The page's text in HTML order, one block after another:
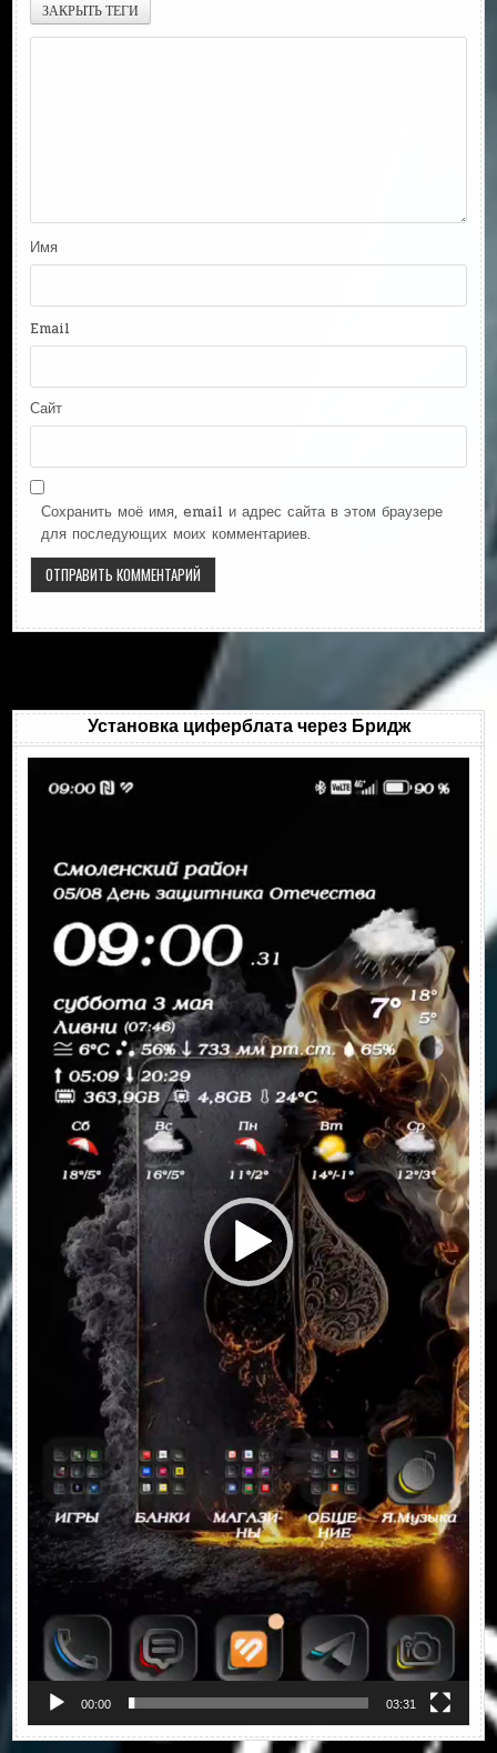
ЗАКРЫТЬ ТЕГИ
Имя
Email
Сайт
Сохранить моё имя, email и адрес сайта в этом браузере
для последующих моих комментариев.
Установка циферблата через Бридж
00:00 03:31